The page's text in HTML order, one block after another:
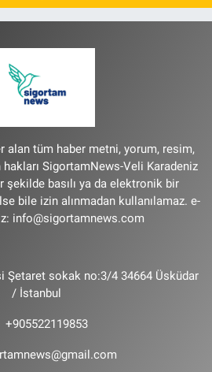
alan tüm haber metni, yorum, resim,
SigortamNews-Veli Karadeniz
basılı ya da elektronik bir
bile izin alınmadan kullanılamaz. e-
info@sigortamnews.com
Şetaret sokak no:3/4 34664 Üsküdar
/ İstanbul
+905522119853